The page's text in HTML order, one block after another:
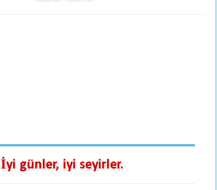
İyi günler, iyi seyirler.